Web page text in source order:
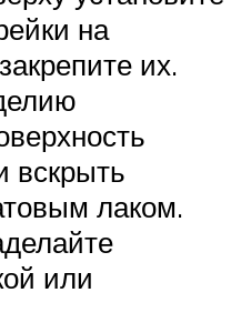
на
их.
вскрыть
лаком.
или